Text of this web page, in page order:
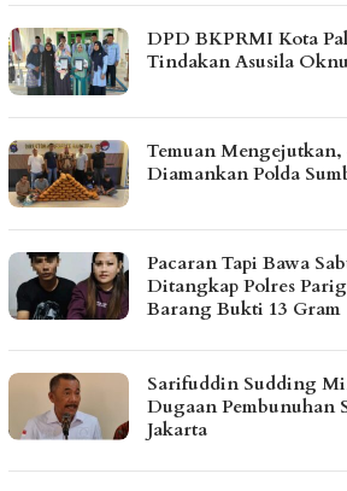
DPD BKPRMI Kota
Tindakan Asusila
Temuan
Diamankan Polda
Pacaran Tapi Bawa
Ditangkap Polres
Barang Bukti 13 Gram
Sarifuddin Sudding
Dugaan Pembunuhan
Jakarta